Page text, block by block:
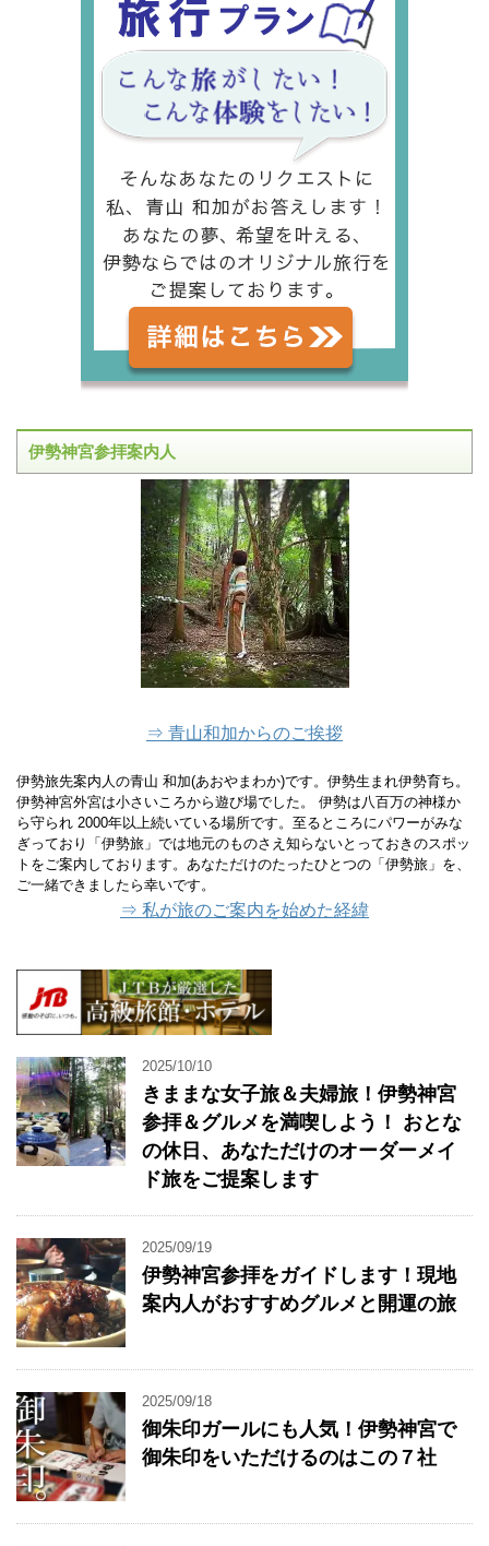
伊勢神宮参拝案内人
⇒ 青山和加からのご挨拶
伊勢旅先案内人の青山 和加(あおやまわか)です。伊勢生まれ伊勢育ち。
伊勢神宮外宮は小さいころから遊び場でした。 伊勢は八百万の神様か
ら守られ 2000年以上続いている場所です。至るところにパワーがみな
ぎっており「伊勢旅」では地元のものさえ知らないとっておきのスポッ
トをご案内しております。あなただけのたったひとつの「伊勢旅」を、
ご一緒できましたら幸いです。
⇒ 私が旅のご案内を始めた経緯
2025/10/10
きままな女子旅＆夫婦旅！伊勢神宮
参拝＆グルメを満喫しよう！ おとな
の休日、あなただけのオーダーメイ
ド旅をご提案します
2025/09/19
伊勢神宮参拝をガイドします！現地
案内人がおすすめグルメと開運の旅
2025/09/18
御朱印ガールにも人気！伊勢神宮で
御朱印をいただけるのはこの７社